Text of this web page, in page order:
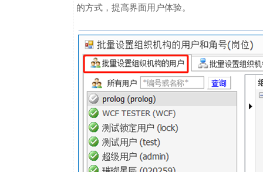
的方式，提高界面用户体验。